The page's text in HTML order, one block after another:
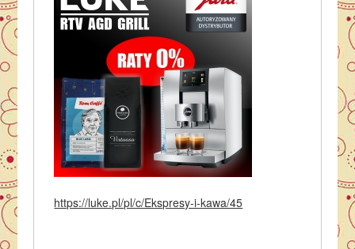
https://luke.pl/pl/c/Ekspresy-i-kawa/45